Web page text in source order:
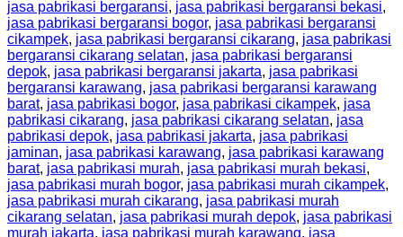
jasa pabrikasi bergaransi, jasa pabrikasi bergaransi bekasi,
jasa pabrikasi bergaransi bogor, jasa pabrikasi bergaransi
cikampek, jasa pabrikasi bergaransi cikarang, jasa pabrikasi
bergaransi cikarang selatan, jasa pabrikasi bergaransi
depok, jasa pabrikasi bergaransi jakarta, jasa pabrikasi
bergaransi karawang, jasa pabrikasi bergaransi karawang
barat, jasa pabrikasi bogor, jasa pabrikasi cikampek, jasa
pabrikasi cikarang, jasa pabrikasi cikarang selatan, jasa
pabrikasi depok, jasa pabrikasi jakarta, jasa pabrikasi
jaminan, jasa pabrikasi karawang, jasa pabrikasi karawang
barat, jasa pabrikasi murah, jasa pabrikasi murah bekasi,
jasa pabrikasi murah bogor, jasa pabrikasi murah cikampek,
jasa pabrikasi murah cikarang, jasa pabrikasi murah
cikarang selatan, jasa pabrikasi murah depok, jasa pabrikasi
murah jakarta, jasa pabrikasi murah karawang, jasa